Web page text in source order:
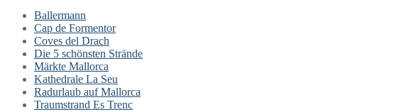
Ballermann
Cap de Formentor
Coves del Drach
Die 5 schönsten Strände
Märkte Mallorca
Kathedrale La Seu
Radurlaub auf Mallorca
Traumstrand Es Trenc